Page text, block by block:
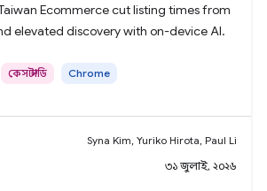
Ecommerce cut listing times from
elevated discovery with on-device AI.
কেস স্টাডি Chrome
Syna Kim, Yuriko Hirota, Paul Li
৩১ জুলাই, ২০২৬